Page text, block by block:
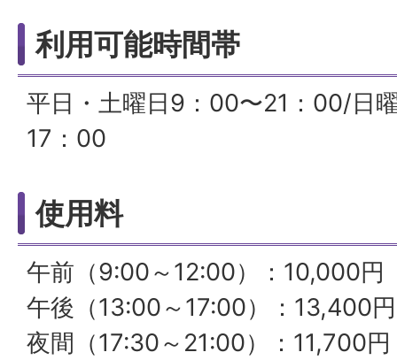
利用可能時間帯
平日・土曜日9：00〜21：00/日
17：00
使用料
午前（9:00～12:00）：10,000円
午後（13:00～17:00）：13,400円
夜間（17:30～21:00）：11,700円